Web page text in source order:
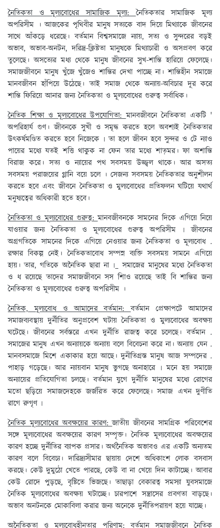
নৈতিকতা ও মূল্যবোধের সামাজিক মূল্য:নৈতিকতার সামাজিক মূল্য
অপরিসীম । আজকের পৃথিবীর মানুষ সত্যকে বাদ দিয়ে মিথ্যাকে জীবনের
সাথে আঁকড়ে ধরেছে। বর্তমান বিশ্বসমাজে ন্যায়, সত্য ও সুন্দরের বড়ই
অভাব, অভাব-অনটন, দরিদ্র-ক্লিষ্টতা মানুষকে মিথ্যাচারী ও অসপ্রবণ করে
তুলেছে। অসত্যের মধ্য থেকে মানুষ জীবনের সুখ-শান্তি হারিয়ে ফেলেছে।
সমাজজীবনে মানুষ খুঁজে খুঁজেও শান্তির দেখা পাচ্ছে না। শান্তিহীন সমাজে
মানবজীবন হাঁপিয়ে উঠেছে। তাই সমাজ থেকে অন্যায়-অবিচার দূর করে
শান্তি ফিরিয়ে আনার জন্য নৈতিকতা ও মূল্যবোধের গুরুত্ব সর্বাধিক।
নৈতিক শিক্ষা ও মূল্যবোধের উপযোগিতা:মানবজীবনে নৈতিকতা একটি '
অপরিহার্য গুণ। জীবনকে সুখী ও সমৃদ্ধ করতে হলে অবশ্যই নৈতিকতার
উৎকর্ষমণ্ডিত করতে হবে নিজেকে ৷ তা হলে জীবন হবে সুন্দর ও টে ন্যাও
পায়ের মধ্যে যতই শত্তি থাকুক না ফেন তার মধ্যে শাত়মর। ফা অশান্তি
বিরাজ করে। সত্য ও ন্যায়ের পথ সবসময় উজ্জ্বল থাকে। আর অসত্য
সবসময় পরাজয়ের গ্লানি বয়ে চলে । সেজন্য সবসময় নৈতিকতার অনুশীলন
করতে হবে এবং জীবনে নৈতিকতা ও মুল্যবোধের প্রতিফলন ঘটিয়ে যথার্থ
মনুষ্যত্বের অধিকারী হতে হবে।
নৈতিকতা ও মূল্যবোধের গুরুত্ব:মানবজীবনকে সামনের দিকে এগিয়ে নিয়ে
যাওয়ার জন্য নৈতিকতা ও মূল্যবোধের গুরুত্ব অপরিসীম ৷ জীবনের
অগ্রগতিকে সামনের দিকে এগিয়ে নেওয়ার জন্য নৈতিকতা ও মূল্যবোধ .
রক্ষার বিকল্প নেই। নৈতিকতাবোধ সম্পন্ন ব্যক্তি সবসময় সামনে এগিয়ে
হায়। তার, গতিকে অনৈতিক ছারা না ৷_ সমাজের মানুষের মধ্যে নৈতিকতা
ও ধ রয়েছে তাদের সমাজজীবনে সস শািও রয়েছে তাই বি শান্তির জন্য
নৈতিকতা ও মূল্যবোধের গুরুত্ব অপরিসীম ।
নৈতিক, মূল্যবোধ ও আমাদের বর্তমান:বর্তমান প্রেক্ষাপটে আমাদের
সমাজব্যবস্থায় দুর্নীতির অনুপ্রবেশ ঘটায় নৈতিকতা ও মুল্যবোধের অবক্ষয়
ঘটেছে। জীবনের সর্বস্তরে এখন দুর্নীতি রাজত্ব করে চলেছে। বর্তমান .
সমাজের মানুষ এখন অন্যায়কে অন্যায় বলে বিবেচনা করে না। অন্যায় যেন .
মানবসমাজে মিশে একাকার হয়ে আছে। দুনীতিগ্রস্ত মানুষ আজ সম্পদের .
পাহাড় গড়েছে। আর ন্যায়বান মানুষ ভুগছে অনাহারে ৷ মনে হয় সমাজে
অন্যায়ের প্রতিযোগিতা চলছে। বর্তমান যুগে দুর্নীতি মানুষের মধ্যে রোগের
মতো ছড়িয়ে সমাজদেহকে জর্জরিত করে ফেলেছে। সমাজ এখন দুণীতি
রাগে রুগৃণ ৷
নৈতিক মূল্যবোধের অবক্ষয়ের কারণ:জাতীয় জীবনের সামগ্রিক পরিবেশের
সঙ্গে মূল্যবোধের অবক্ষয়ের কারণ সম্পৃক্ত। নৈতিক মূল্যবোধের অবক্ষয়ের
কারণ হচ্ছে দুর্নীতির ব্যাপক প্রসার। অর্থনৈতিক অভাবও এর একটি অন্যতম
কারণ বলে বিবেচ্য। দারিদ্র্যসীমার ছায়ায় দেশে অধিকাংশ লোক বসবাস
করছে। কেউ দুমুঠো খেতে পারছে, কেউ বা না খেয়ে দিন কাটাচ্ছে। আবার
কেউ রোদে পুড়ছে, বৃষ্টিতে ভিজছে। তাছাড়া বেকারত্ব সমস্যা যুবসমাজে
নৈতিক মূল্যবোধের অবক্ষয় ঘটাচ্ছে। চারপাশে সন্ত্রাসের প্রবণতা বাড়ছে।
অভাব অনটনকে মোকাবিলা করার জন্য অনেকে দুর্নীতিপরায়ণ হয়ে যাচ্ছে।